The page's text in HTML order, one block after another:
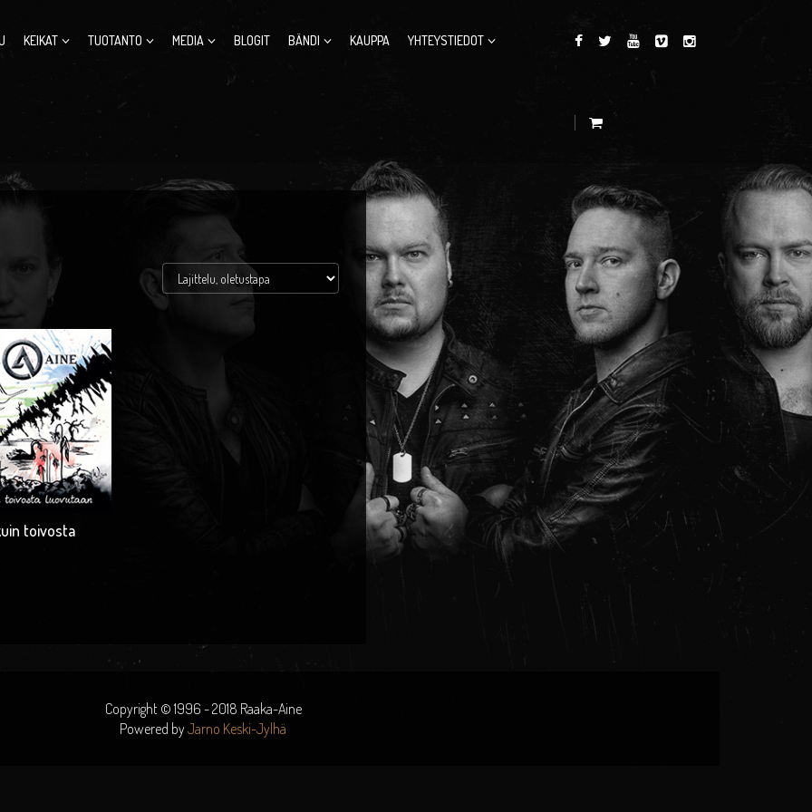
KEIKAT TUOTANTO MEDIA BLOGIT BÄNDI KAUPPA YHTEYSTIEDOT
toivosta
Copyright © 1996 - 2018 Raaka-Aine
Powered byJarno Keski-Jylhä